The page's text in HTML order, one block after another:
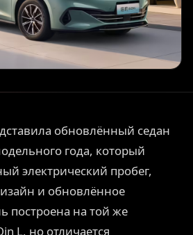
обновлённый седан
года, который
электрический пробег,
и обновлённое
построена на той же
L, но отличается